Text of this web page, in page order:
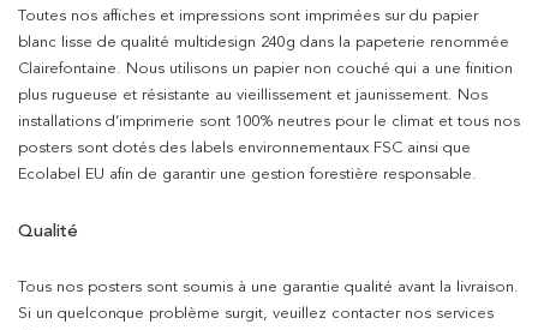
Toutes nos affiches et impressions sont imprimées sur du papier
blanc lisse de qualité multidesign 240g dans la papeterie renommée
Clairefontaine. Nous utilisons un papier non couché qui a une finition
plus rugueuse et résistante au vieillissement et jaunissement. Nos
installations d’imprimerie sont 100% neutres pour le climat et tous nos
posters sont dotés des labels environnementaux FSC ainsi que
Ecolabel EU afin de garantir une gestion forestière responsable.
Qualité
Tous nos posters sont soumis à une garantie qualité avant la livraison.
Si un quelconque problème surgit, veuillez contacter nos services